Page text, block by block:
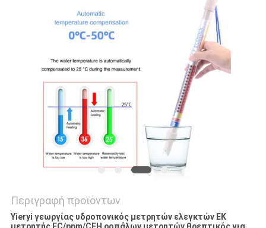
Περιγραφή προϊόντων
Yieryi γεωργίας υδροπονικός μετρητών ελεγκτών ΕΚ